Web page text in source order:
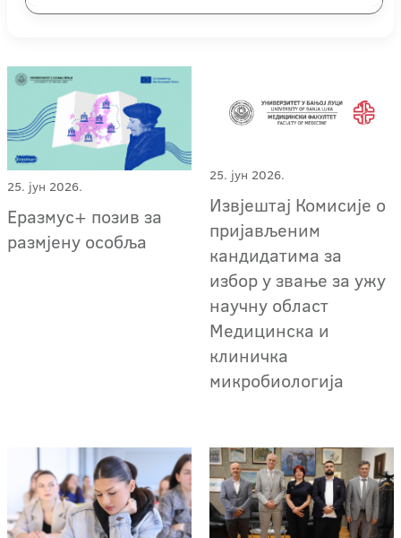
25. јун 2026.
Еразмус+ позив за
размјену особља
25. јун 2026.
Извјештај Комисије о
пријављеним
кандидатима за
избор у звање за ужу
научну област
Медицинска и
клиничка
микробиологија